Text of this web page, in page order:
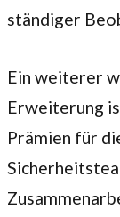
ständiger
Ein weiterer
Erweiterung
Prämien für